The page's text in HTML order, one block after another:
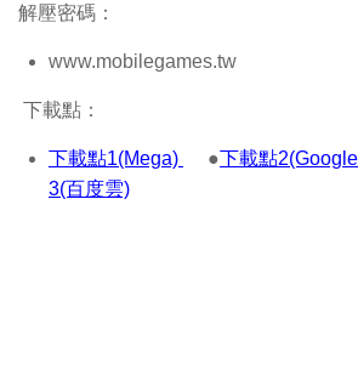
解壓密碼：
www.mobilegames.tw
下載點：
下載點1(Mega) ●下載點
3(百度雲)